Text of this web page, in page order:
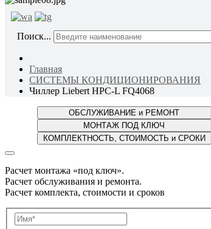
Поиск...
Главная
СИСТЕМЫ КОНДИЦИОНИРОВАНИЯ
Чиллер Liebert HPC-L FQ4068
Расчет монтажа «под ключ».
Расчет обслуживания и ремонта.
Расчет комплекта, стоимости и сроков